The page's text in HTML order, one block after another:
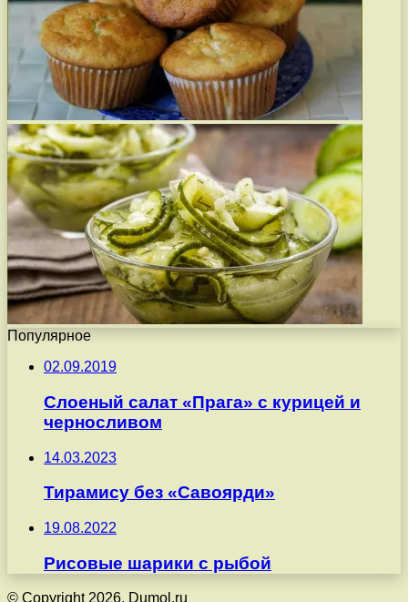
Популярное
02.09.2019
Слоеный салат «Прага» с курицей и
черносливом
14.03.2023
Тирамису без «Савоярди»
19.08.2022
Рисовые шарики с рыбой
© Copyright 2026, Dumol.ru